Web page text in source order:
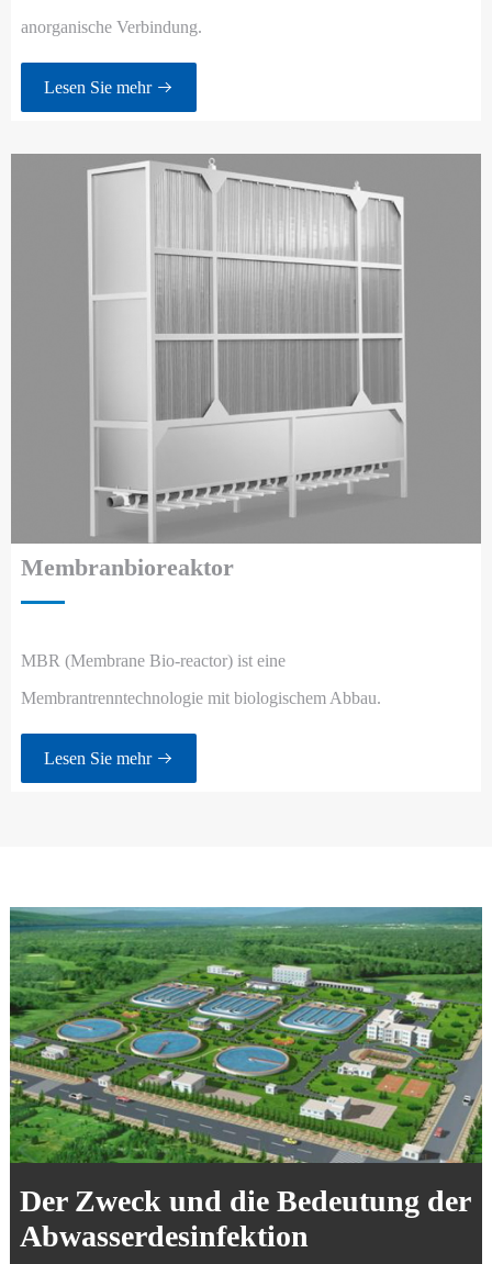
anorganische Verbindung.
Lesen Sie mehr 
Membranbioreaktor
MBR (Membrane Bio-reactor) ist eine
Membrantrenntechnologie mit biologischem Abbau.
Lesen Sie mehr 
Der Zweck und die Bedeutung der
Abwasserdesinfektion